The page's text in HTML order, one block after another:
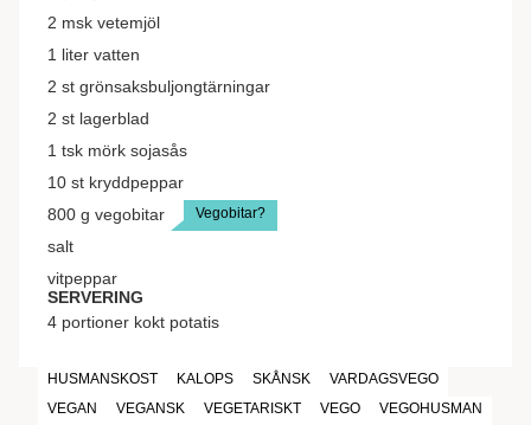
2 msk vetemjöl
1 liter vatten
2 st grönsaksbuljongtärningar
2 st lagerblad
1 tsk mörk sojasås
10 st kryddpeppar
800 g vegobitar Vegobitar?
salt
vitpeppar
SERVERING
4 portioner kokt potatis
HUSMANSKOST KALOPS SKÅNSK
VARDAGSVEGO
VEGAN
VEGANSK VEGETARISKT VEGO
VEGOHUSMAN